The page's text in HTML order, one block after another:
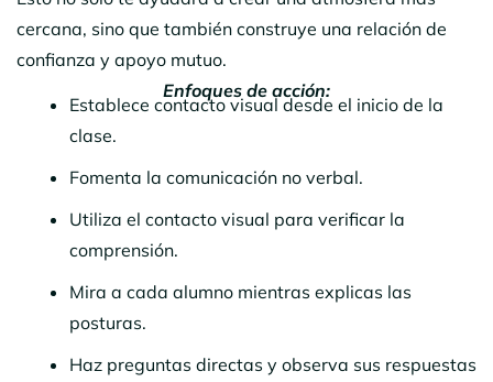
cercana, sino que también construye una relación de
confianza y apoyo mutuo.
Enfoques de acción:
Establece contacto visual desde el inicio de la
clase.
Fomenta la comunicación no verbal.
Utiliza el contacto visual para verificar la
comprensión.
Mira a cada alumno mientras explicas las
posturas.
Haz preguntas directas y observa sus respuestas